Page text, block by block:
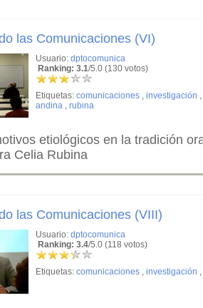
las Comunicaciones (VI)
Usuario: dptocomunica
Ranking: 3.1/5.0 (130 votos)
Etiquetas: comunicaciones , investigación ,
andina , rubina
etiológicos en la tradición
Celia Rubina
las Comunicaciones (VIII)
Usuario: dptocomunica
Ranking: 3.4/5.0 (118 votos)
Etiquetas: comunicaciones , investigación ,